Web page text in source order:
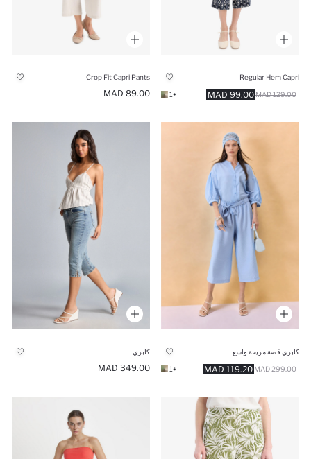
Regular Hem Capri
99.00 MAD 129.00 MAD
+1
Crop Fit Capri Pants
89.00 MAD
كابري قصة مريحة واسع
119.20 MAD 299.00 MAD
+1
كابري
349.00 MAD